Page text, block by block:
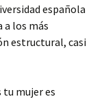
española
a los más
estructural, casi
tu mujer es